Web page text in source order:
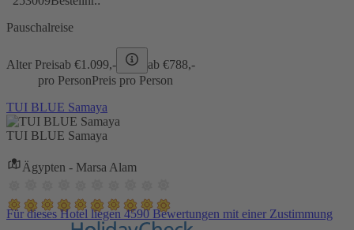
Pauschalreise
Alter Preisab €1.099,- ab €788,-
pro PersonPreis pro Person
TUI BLUE Samaya
TUI BLUE Samaya
Ägypten - Marsa Alam
Für dieses Hotel liegen 4590 Bewertungen mit einer Zustimmung